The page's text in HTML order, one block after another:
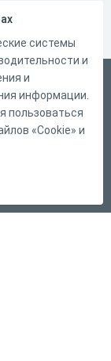
системы
и
и
информации.
пользоваться
«Cookie» и